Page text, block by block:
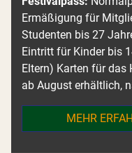
Ermäßigung für
Studenten bis 27
Eintritt für Kinder bis
Eltern) Karten für
ab August erhältlich,
MEHR